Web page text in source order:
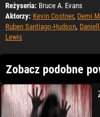
Reżyseria: Bruce A. Evans
Aktorzy: Kevin Costner, Demi
Ruben Santiago-Hudson,
Lewis
Zobacz podobne